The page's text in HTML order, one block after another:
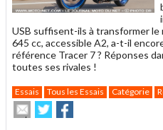
USB suffisent-ils à transformer
645 cc, accessible A2, a-t-il
référence Tracer 7 ? Réponses
toutes ses rivales !
Essais Tous les Essais Catégorie
Envoyer
cet
Partager
sur
sur